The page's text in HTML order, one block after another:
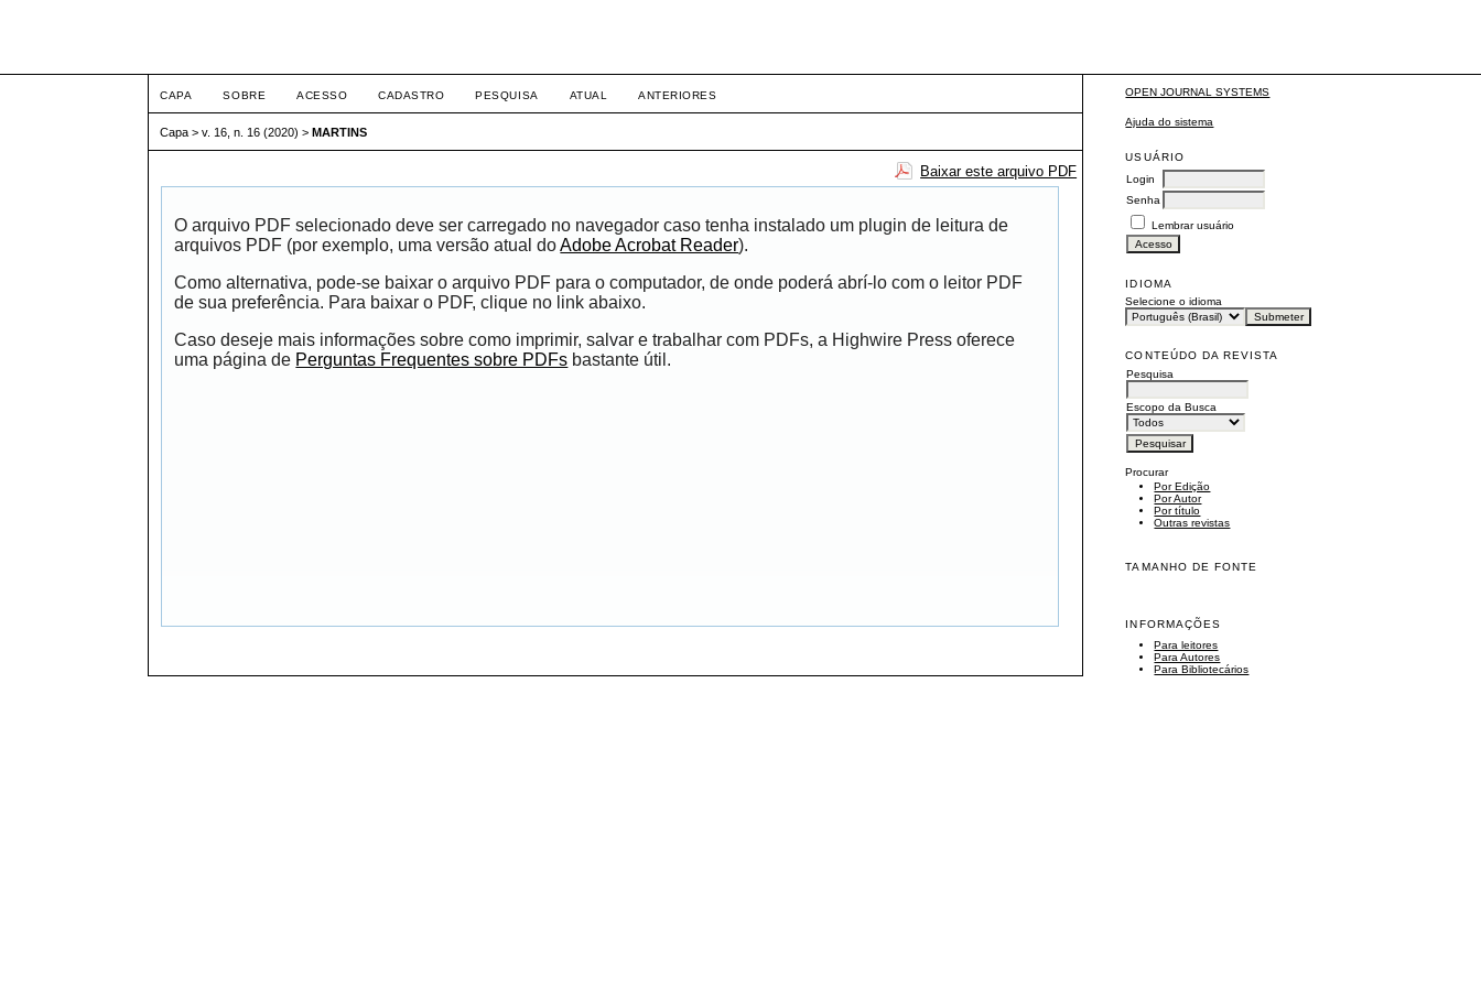
OPEN JOURNAL SYSTEMS
Ajuda do sistema
USUÁRIO
Login
Senha
Lembrar usuário
IDIOMA
Selecione o idioma
CONTEÚDO DA REVISTA
Pesquisa
Escopo da Busca
Procurar
Por Edição
Por Autor
Por título
Outras revistas
TAMANHO DE FONTE
INFORMAÇÕES
Para leitores
Para Autores
Para Bibliotecários
CAPA SOBRE ACESSO CADASTRO PESQUISA ATUAL ANTERIORES
Capa >v. 16, n. 16 (2020) >MARTINS
Baixar este arquivo PDF
O arquivo PDF selecionado deve ser carregado no navegador caso tenha instalado um plugin de leitura de
arquivos PDF (por exemplo, uma versão atual doAdobe Acrobat Reader).
Como alternativa, pode-se baixar o arquivo PDF para o computador, de onde poderá abrí-lo com o leitor PDF
de sua preferência. Para baixar o PDF, clique no link abaixo.
Caso deseje mais informações sobre como imprimir, salvar e trabalhar com PDFs, a Highwire Press oferece
uma página de Perguntas Frequentes sobre PDFs bastante útil.